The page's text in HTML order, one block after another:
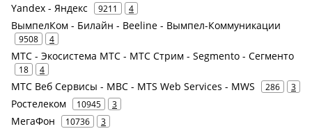
Yandex - Яндекс 9211 4
ВымпелКом - Билайн - Beeline - Вымпел-Коммуникации
9508 4
МТС - Экосистема МТС - МТС Стрим - Segmento - Сегменто
18 4
МТС Веб Сервисы - МВС - MTS Web Services - MWS 286 3
Ростелеком 10945 3
МегаФон 10736 3